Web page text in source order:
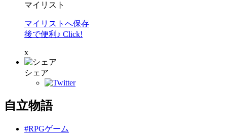
マイリスト
マイリストへ保存
後で便利♪ Click!
x
シェア
自立物語
#RPGゲーム